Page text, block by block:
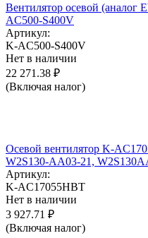
Вентилятор осевой (аналог
AC500-S400V
Артикул:
K-AC500-S400V
Нет в наличии
22 271.38 ₽
(Включая налог)
Осевой вентилятор K-
W2S130-AA03-21,
Артикул:
K-AC17055HBT
Нет в наличии
3 927.71 ₽
(Включая налог)